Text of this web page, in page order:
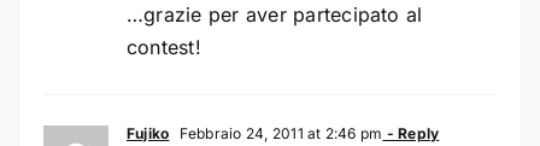
…grazie per aver partecipato al
contest!
Fujiko Febbraio 24, 2011 at 2:46 pm - Reply